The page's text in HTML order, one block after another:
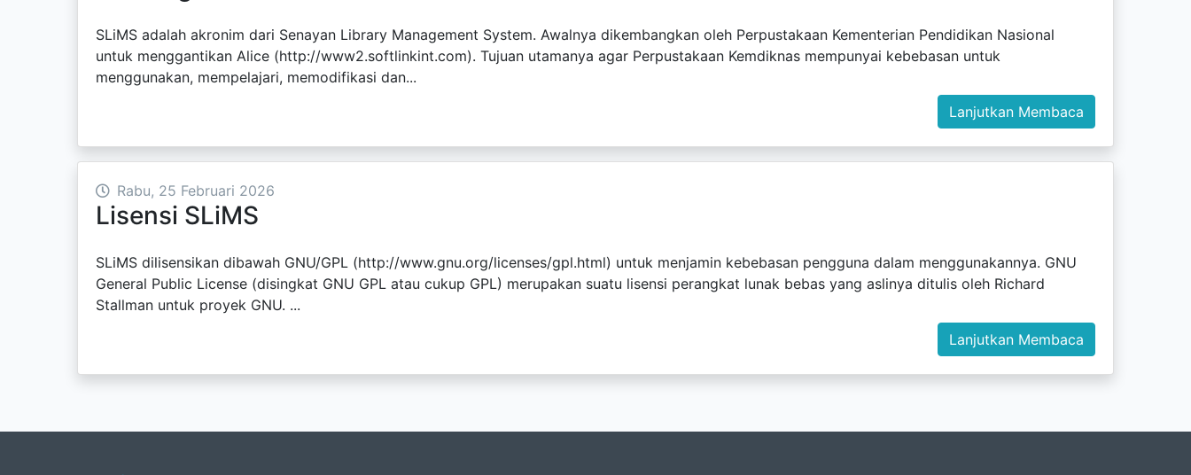
SLiMS adalah akronim dari Senayan Library Management System. Awalnya dikembangkan oleh Perpustakaan Kementerian Pendidikan Nasional
untuk menggantikan Alice (http://www2.softlinkint.com). Tujuan utamanya agar Perpustakaan Kemdiknas mempunyai kebebasan untuk
menggunakan, mempelajari, memodifikasi dan...
Lanjutkan Membaca
Rabu, 25 Februari 2026
Lisensi SLiMS
SLiMS dilisensikan dibawah GNU/GPL (http://www.gnu.org/licenses/gpl.html) untuk menjamin kebebasan pengguna dalam menggunakannya. GNU
General Public License (disingkat GNU GPL atau cukup GPL) merupakan suatu lisensi perangkat lunak bebas yang aslinya ditulis oleh Richard
Stallman untuk proyek GNU. ...
Lanjutkan Membaca